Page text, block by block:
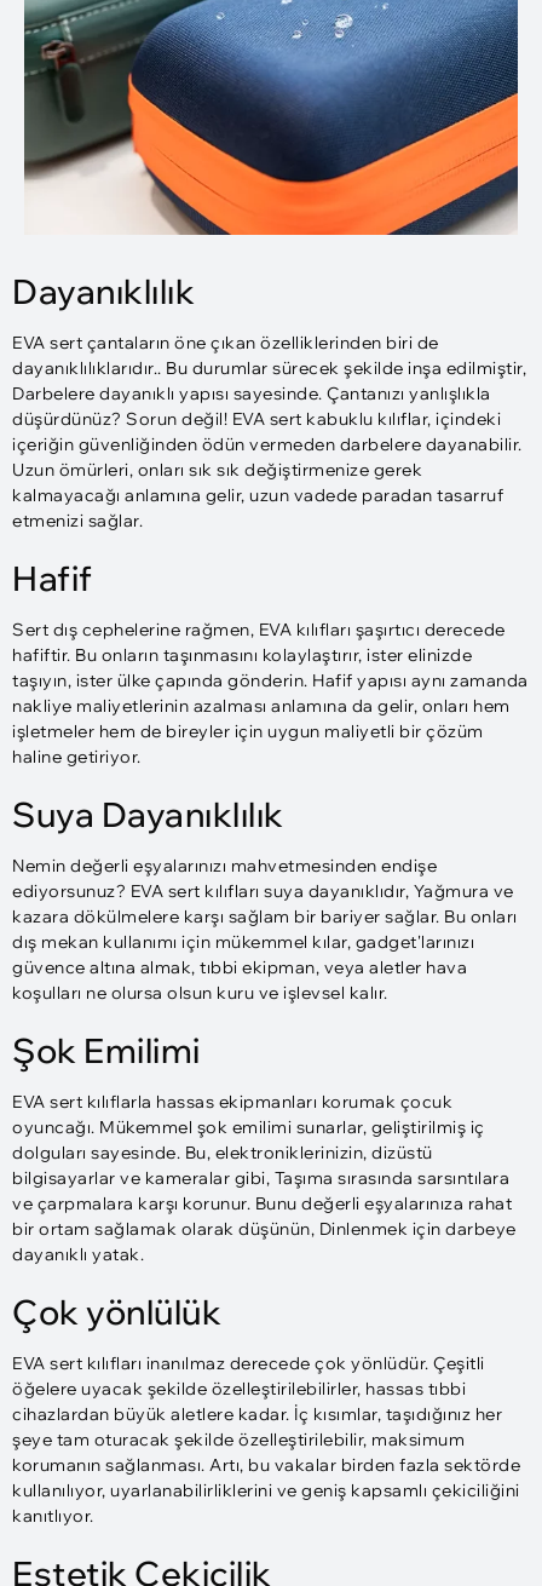
Dayanıklılık
EVA sert çantaların öne çıkan özelliklerinden biri de
dayanıklılıklarıdır.. Bu durumlar sürecek şekilde inşa edilmiştir,
Darbelere dayanıklı yapısı sayesinde. Çantanızı yanlışlıkla
düşürdünüz? Sorun değil! EVA sert kabuklu kılıflar, içindeki
içeriğin güvenliğinden ödün vermeden darbelere dayanabilir.
Uzun ömürleri, onları sık sık değiştirmenize gerek
kalmayacağı anlamına gelir, uzun vadede paradan tasarruf
etmenizi sağlar.
Hafif
Sert dış cephelerine rağmen, EVA kılıfları şaşırtıcı derecede
hafiftir. Bu onların taşınmasını kolaylaştırır, ister elinizde
taşıyın, ister ülke çapında gönderin. Hafif yapısı aynı zamanda
nakliye maliyetlerinin azalması anlamına da gelir, onları hem
işletmeler hem de bireyler için uygun maliyetli bir çözüm
haline getiriyor.
Suya Dayanıklılık
Nemin değerli eşyalarınızı mahvetmesinden endişe
ediyorsunuz? EVA sert kılıfları suya dayanıklıdır, Yağmura ve
kazara dökülmelere karşı sağlam bir bariyer sağlar. Bu onları
dış mekan kullanımı için mükemmel kılar, gadget'larınızı
güvence altına almak, tıbbi ekipman, veya aletler hava
koşulları ne olursa olsun kuru ve işlevsel kalır.
Şok Emilimi
EVA sert kılıflarla hassas ekipmanları korumak çocuk
oyuncağı. Mükemmel şok emilimi sunarlar, geliştirilmiş iç
dolguları sayesinde. Bu, elektroniklerinizin, dizüstü
bilgisayarlar ve kameralar gibi, Taşıma sırasında sarsıntılara
ve çarpmalara karşı korunur. Bunu değerli eşyalarınıza rahat
bir ortam sağlamak olarak düşünün, Dinlenmek için darbeye
dayanıklı yatak.
Çok yönlülük
EVA sert kılıfları inanılmaz derecede çok yönlüdür. Çeşitli
öğelere uyacak şekilde özelleştirilebilirler, hassas tıbbi
cihazlardan büyük aletlere kadar. İç kısımlar, taşıdığınız her
şeye tam oturacak şekilde özelleştirilebilir, maksimum
korumanın sağlanması. Artı, bu vakalar birden fazla sektörde
kullanılıyor, uyarlanabilirliklerini ve geniş kapsamlı çekiciliğini
kanıtlıyor.
Estetik Çekicilik